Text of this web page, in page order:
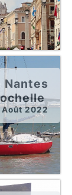
Nantes
Août 2022